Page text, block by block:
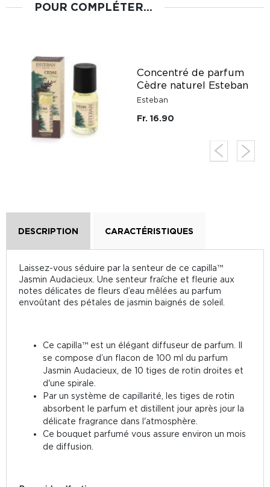
POUR COMPLÉTER...
Concentré de parfum
Cèdre naturel Esteban
Esteban
Fr. 16.90
DESCRIPTION CARACTÉRISTIQUES
Laissez-vous séduire par la senteur de ce capilla™
Jasmin Audacieux. Une senteur fraîche et fleurie aux
notes délicates de fleurs d’eau mêlées au parfum
envoûtant des pétales de jasmin baignés de soleil.
Ce capilla™ est un élégant diffuseur de parfum. Il
se compose d’un flacon de 100 ml du parfum
Jasmin Audacieux, de 10 tiges de rotin droites et
d'une spirale.
Par un système de capillarité, les tiges de rotin
absorbent le parfum et distillent jour après jour la
délicate fragrance dans l'atmosphère.
Ce bouquet parfumé vous assure environ un mois
de diffusion.